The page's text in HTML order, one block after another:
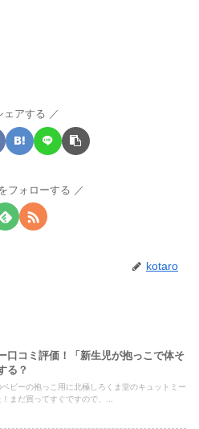
ェアする
フォローする
kotaro
口コミ評価！「新生児が抱っこで体そ
る？
ベビーの抱っこ用に北極しろくま堂のキュットミー
まだ買ってすぐですので、...